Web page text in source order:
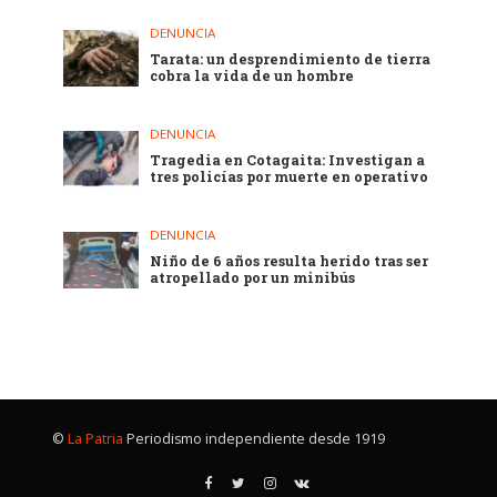
DENUNCIA
Tarata: un desprendimiento de tierra
cobra la vida de un hombre
DENUNCIA
Tragedia en Cotagaita: Investigan a
tres policías por muerte en operativo
DENUNCIA
Niño de 6 años resulta herido tras ser
atropellado por un minibús
© La Patria Periodismo independiente desde 1919